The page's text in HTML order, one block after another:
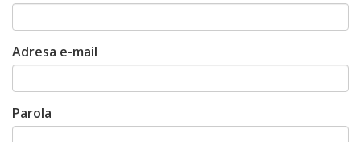
Adresa e-mail
Parola